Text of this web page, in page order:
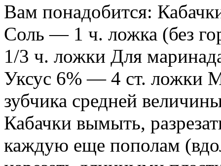
Вам понадобится:
Соль — 1 ч. ложка (без
1/3 ч. ложки Для
Уксус 6% — 4 ст. ложки
зубчика средней
Кабачки вымыть,
каждую еще пополам